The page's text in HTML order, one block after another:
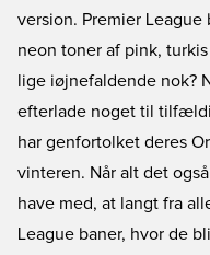
version. Premier
neon toner af pink,
lige iøjnefaldende nok?
efterlade noget til
har genfortolket deres
vinteren. Når alt det
have med, at langt fra
League baner, hvor de